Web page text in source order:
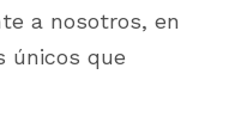
a nosotros, en
únicos que